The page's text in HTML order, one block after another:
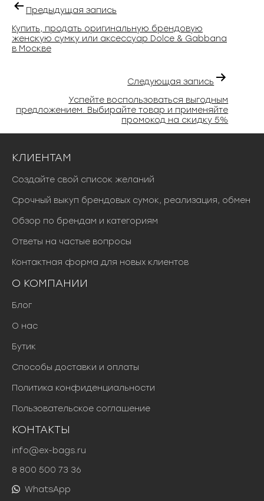
Предыдущая запись
Купить, продать оригинальную брендовую
женскую сумку или аксессуар Dolce & Gabbana
в Москве
Следующая запись
Успейте воспользоваться выгодным
предложением. Выбирайте товар и применяйте
промокод на скидку 5%
КЛИЕНТАМ
Создайте свой список желаний
Срочный выкуп брендовых сумок, реализация, обмен
Обзор по брендам и категориям
Ответы на частые вопросы
Контактная форма для новых клиентов
О КОМПАНИИ
Блог
О нас
Бутик
Способы доставки и оплаты
Политика конфиденциальности
Пользовательское соглашение
КОНТАКТЫ
info@ex-bags.ru
8 800 500 73 36
WhatsApp